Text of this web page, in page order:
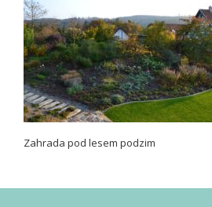
Zahrada pod lesem podzim